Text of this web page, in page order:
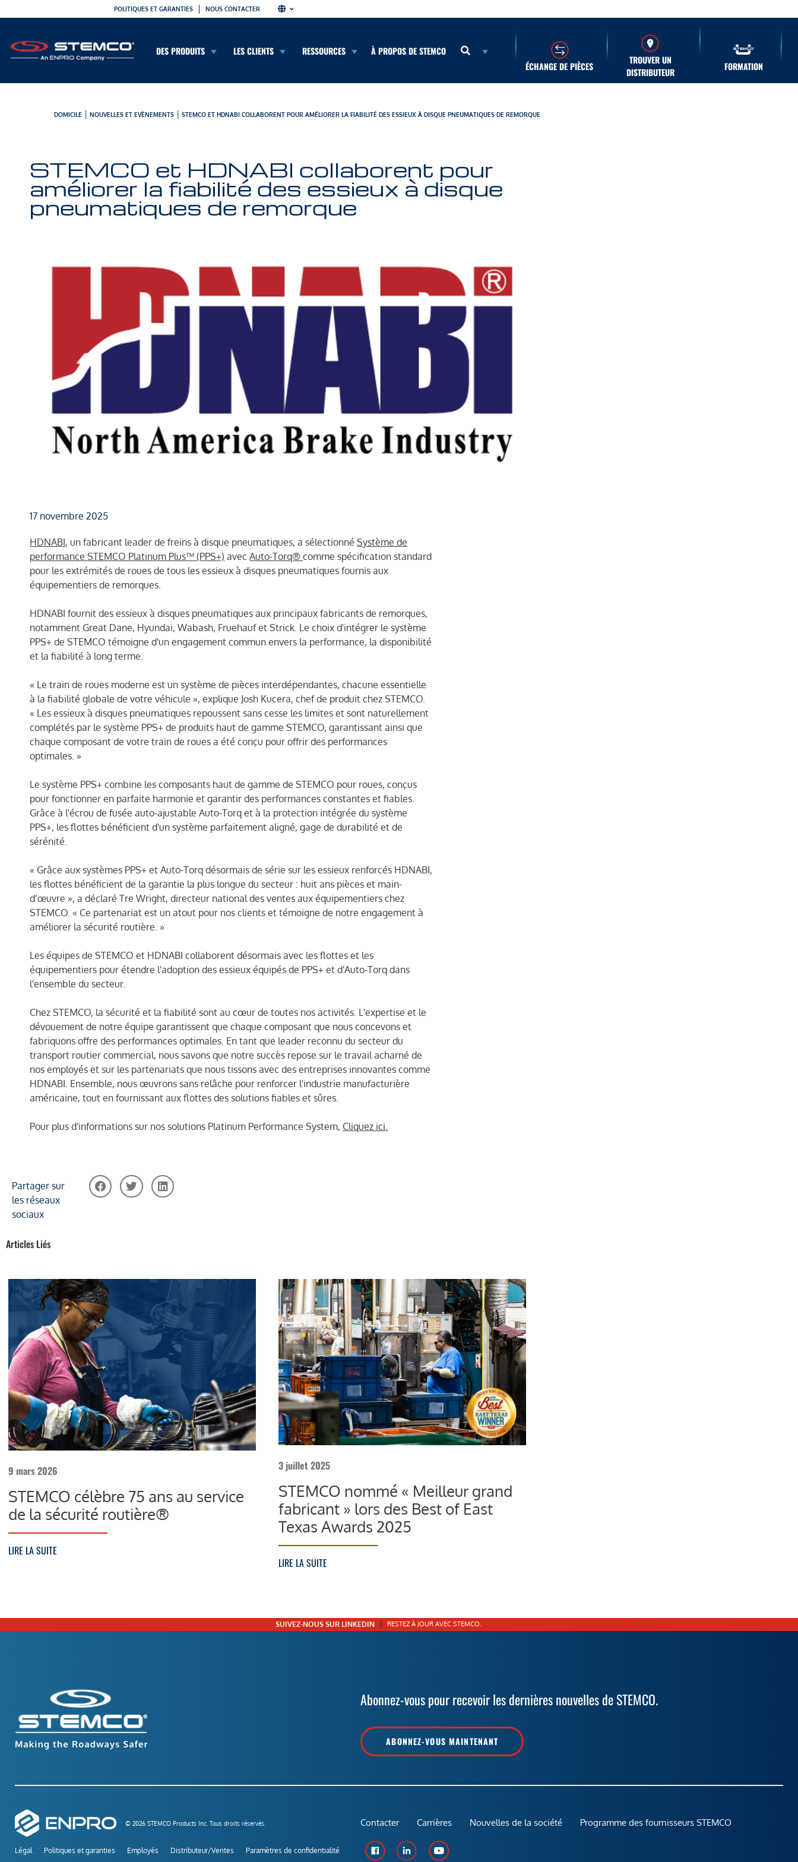
POLITIQUES ET GARANTIES NOUS CONTACTER
DES PRODUITS LES CLIENTS RESSOURCES
À PROPOS DE STEMCO
ÉCHANGE DE PIÈCES
TROUVER UN
DISTRIBUTEUR
FORMATION
DOMICILE | NOUVELLES ET EVÈNEMENTS| STEMCO ET HDNABI COLLABORENT POUR AMÉLIORER LA FIABILITÉ DES ESSIEUX À DISQUE PNEUMATIQUES DE REMORQUE
STEMCO et HDNABI collaborent pour
améliorer la fiabilité des essieux à disque
pneumatiques de remorque
17 novembre 2025
HDNABI, un fabricant leader de freins à disque pneumatiques, a sélectionnéSystème de
performance STEMCO Platinum Plus™ (PPS+) avecAuto-Torq®comme spécification standard
pour les extrémités de roues de tous les essieux à disques pneumatiques fournis aux
équipementiers de remorques.
HDNABI fournit des essieux à disques pneumatiques aux principaux fabricants de remorques,
notamment Great Dane, Hyundai, Wabash, Fruehauf et Strick. Le choix d'intégrer le système
PPS+ de STEMCO témoigne d'un engagement commun envers la performance, la disponibilité
et la fiabilité à long terme.
« Le train de roues moderne est un système de pièces interdépendantes, chacune essentielle
à la fiabilité globale de votre véhicule », explique Josh Kucera, chef de produit chez STEMCO.
« Les essieux à disques pneumatiques repoussent sans cesse les limites et sont naturellement
complétés par le système PPS+ de produits haut de gamme STEMCO, garantissant ainsi que
chaque composant de votre train de roues a été conçu pour offrir des performances
optimales. »
Le système PPS+ combine les composants haut de gamme de STEMCO pour roues, conçus
pour fonctionner en parfaite harmonie et garantir des performances constantes et fiables.
Grâce à l'écrou de fusée auto-ajustable Auto-Torq et à la protection intégrée du système
PPS+, les flottes bénéficient d'un système parfaitement aligné, gage de durabilité et de
sérénité.
« Grâce aux systèmes PPS+ et Auto-Torq désormais de série sur les essieux renforcés HDNABI,
les flottes bénéficient de la garantie la plus longue du secteur : huit ans pièces et main-
d’œuvre », a déclaré Tre Wright, directeur national des ventes aux équipementiers chez
STEMCO. « Ce partenariat est un atout pour nos clients et témoigne de notre engagement à
améliorer la sécurité routière. »
Les équipes de STEMCO et HDNABI collaborent désormais avec les flottes et les
équipementiers pour étendre l'adoption des essieux équipés de PPS+ et d'Auto-Torq dans
l'ensemble du secteur.
Chez STEMCO, la sécurité et la fiabilité sont au cœur de toutes nos activités. L'expertise et le
dévouement de notre équipe garantissent que chaque composant que nous concevons et
fabriquons offre des performances optimales. En tant que leader reconnu du secteur du
transport routier commercial, nous savons que notre succès repose sur le travail acharné de
nos employés et sur les partenariats que nous tissons avec des entreprises innovantes comme
HDNABI. Ensemble, nous œuvrons sans relâche pour renforcer l'industrie manufacturière
américaine, tout en fournissant aux flottes des solutions fiables et sûres.
Pour plus d'informations sur nos solutions Platinum Performance System, Cliquez ici
Partager sur
les réseaux
sociaux
Articles Liés
9 mars 2026
STEMCO célèbre 75 ans au service
de la sécurité routière®
LIRE LA SUITE
3 juillet 2025
STEMCO nommé « Meilleur grand
fabricant » lors des Best of East
Texas Awards 2025
LIRE LA SUITE
SUIVEZ-NOUS SUR LINKEDIN RESTEZ À JOUR AVEC STEMCO.
Abonnez-vous pour recevoir les dernières nouvelles de STEMCO.
ABONNEZ-VOUS MAINTENANT
© 2026 STEMCO Products Inc. Tous droits réservés.
Légal Politiques et garanties Employés Distributeur/Ventes Paramètres de confidentialité
Contacter Carrières Nouvelles de la société Programme des fournisseurs STEMCO